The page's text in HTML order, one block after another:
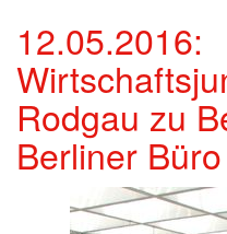
12.05.2016:
Rodgau zu
Berliner Büro